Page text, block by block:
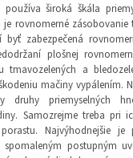
široká škála
rovnomerné zásobovanie
byť zabezpečená
plošnej
tmavozelených a
mačiny vypálením.
druhy priemyselných
Samozrejme treba pri
Najvýhodnejšie je
postupným